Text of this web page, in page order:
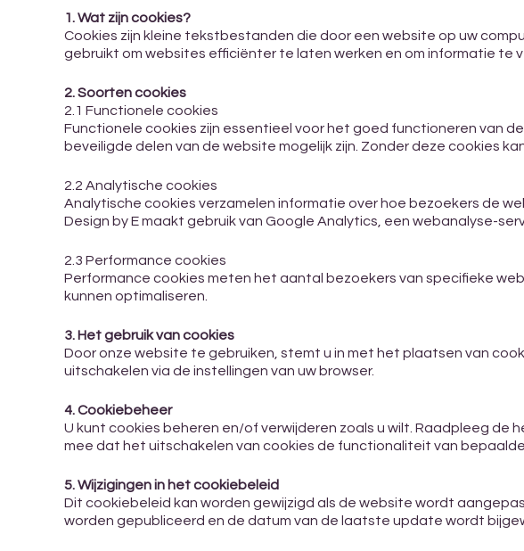
1. Wat zijn cookies?
Cookies zijn kleine tekstbestanden die door een website op uw
gebruikt om websites efficiënter te laten werken en om informatie te
2. Soorten cookies
2.1 Functionele cookies
Functionele cookies zijn essentieel voor het goed functioneren van
beveiligde delen van de website mogelijk zijn. Zonder deze cookies
2.2 Analytische cookies
Analytische cookies verzamelen informatie over hoe bezoekers de
Design by E maakt gebruik van Google Analytics, een webanalyse-
2.3 Performance cookies
Performance cookies meten het aantal bezoekers van specifieke
kunnen optimaliseren.
3. Het gebruik van cookies
Door onze website te gebruiken, stemt u in met het plaatsen van
uitschakelen via de instellingen van uw browser.
4. Cookiebeheer
U kunt cookies beheren en/of verwijderen zoals u wilt. Raadpleeg de
mee dat het uitschakelen van cookies de functionaliteit van
5. Wijzigingen in het cookiebeleid
Dit cookiebeleid kan worden gewijzigd als de website wordt
worden gepubliceerd en de datum van de laatste update wordt